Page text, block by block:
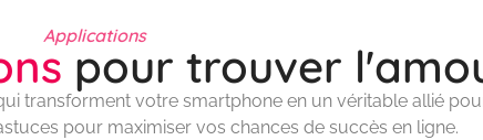
Applications
pour trouver
transforment votre smartphone en un véritable allié
pour maximiser vos chances de succès en ligne.